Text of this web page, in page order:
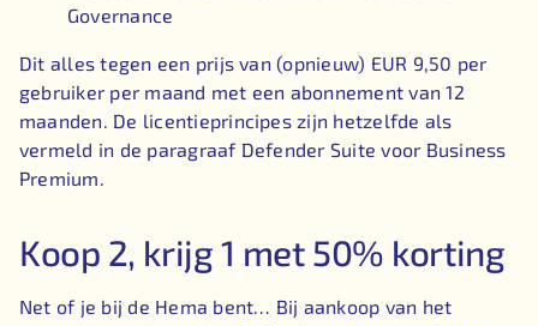
Governance
Dit alles tegen een prijs van (opnieuw) EUR 9,50 per
gebruiker per maand met een abonnement van 12
maanden. De licentieprincipes zijn hetzelfde als
vermeld in de paragraaf Defender Suite voor Business
Premium.
Koop 2, krijg 1 met 50% korting
Net of je bij de Hema bent… Bij aankoop van het